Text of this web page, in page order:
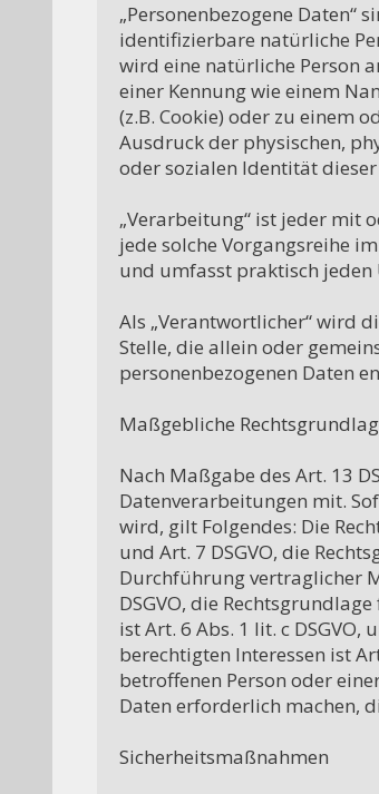
„Personenbezogene
identifizierbare natürliche
wird eine natürliche Person
einer Kennung wie einem
(z.B. Cookie) oder zu einem
Ausdruck der physischen,
oder sozialen Identität
„Verarbeitung“ ist jeder mit
jede solche Vorgangsreihe
und umfasst praktisch jeden
Als „Verantwortlicher“ wird
Stelle, die allein oder
personenbezogenen Daten
Maßgebliche
Nach Maßgabe des Art. 13
Datenverarbeitungen mit.
wird, gilt Folgendes: Die
und Art. 7 DSGVO, die
Durchführung vertraglicher
DSGVO, die
ist Art. 6 Abs. 1 lit. c
berechtigten Interessen ist
betroffenen Person oder
Daten erforderlich machen,
Sicherheitsmaßnahmen